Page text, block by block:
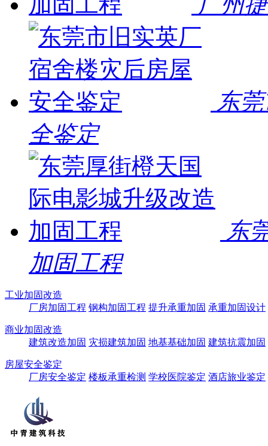
东
全鉴定
东
加固工程
工业加固改造
厂房加固工程 钢构加固工程 提升承重加固 承重加固设计
商业加固改造
建筑改造加固 灾损建筑加固 地基基础加固 建筑抗震加固
房屋安全鉴定
厂房安全鉴定 楼板承重检测 学校医院鉴定 酒店旅业鉴定